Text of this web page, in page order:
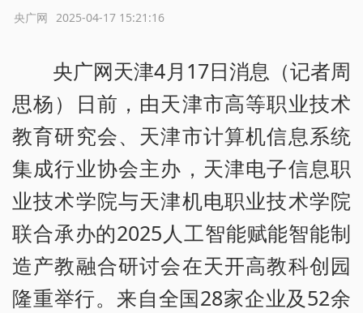
2025-04-17 15:21:16
央广网
央广网天津4月17日消息（记者周
思杨）日前，由天津市高等职业技术
教育研究会、天津市计算机信息系统
集成行业协会主办，天津电子信息职
业技术学院与天津机电职业技术学院
联合承办的2025人工智能赋能智能制
造产教融合研讨会在天开高教科创园
隆重举行。来自全国28家企业及52余